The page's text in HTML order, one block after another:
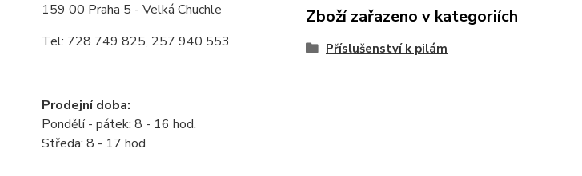
159 00 Praha 5 - Velká Chuchle
Tel: 728 749 825, 257 940 553
Prodejní doba:
Pondělí - pátek: 8 - 16 hod.
Středa: 8 - 17 hod.
Zboží zařazeno v kategoriích
Příslušenství k pilám